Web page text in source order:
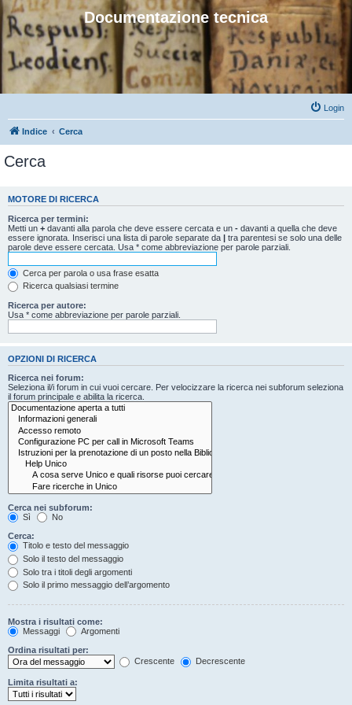
Documentazione tecnica
Login
Indice Cerca
Cerca
MOTORE DI RICERCA
Ricerca per termini:
Metti un + davanti alla parola che deve essere cercata e un - davanti a quella che deve
essere ignorata. Inserisci una lista di parole separate da | tra parentesi se solo una delle
parole deve essere cercata. Usa * come abbreviazione per parole parziali.
Cerca per parola o usa frase esatta
Ricerca qualsiasi termine
Ricerca per autore:
Usa * come abbreviazione per parole parziali.
OPZIONI DI RICERCA
Ricerca nei forum:
Seleziona il/i forum in cui vuoi cercare. Per velocizzare la ricerca nei subforum seleziona
il forum principale e abilita la ricerca.
Cerca nei subforum:
Sì
No
Cerca:
Titolo e testo del messaggio
Solo il testo del messaggio
Solo tra i titoli degli argomenti
Solo il primo messaggio dell’argomento
Mostra i risultati come:
Messaggi
Argomenti
Ordina risultati per:
Crescente
Decrescente
Limita risultati a: